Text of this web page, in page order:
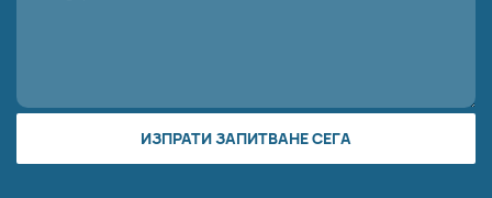
ИЗПРАТИ ЗАПИТВАНЕ СЕГА